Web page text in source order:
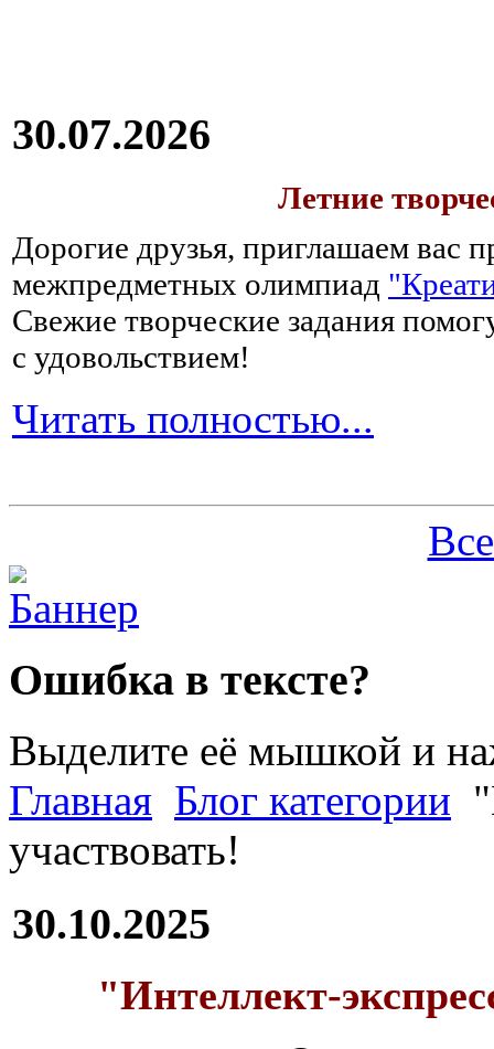
30.07.2026
Летние
Дорогие друзья, приглашаем вас
межпредметных олимпиад
Свежие творческие задания
с удовольствием!
Читать полностью...
Ошибка в тексте?
Выделите её мышкой и
Главная Блог категории
участвовать!
30.10.2025
"Интеллект-